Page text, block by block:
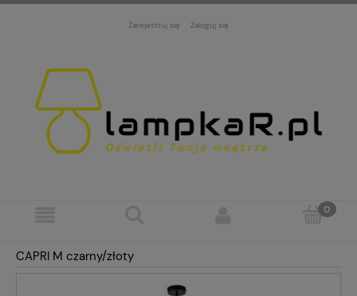
Zarejestruj się Zaloguj się
CAPRI M czarny/złoty